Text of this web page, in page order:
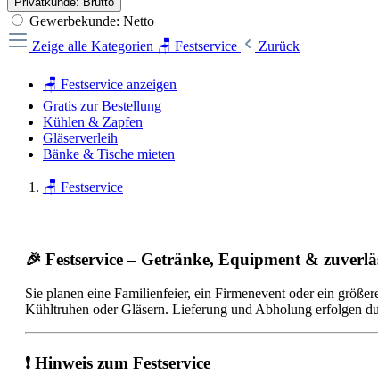
Gewerbekunde: Netto
Zeige alle Kategorien 🪑 Festservice Zurück
🪑 Festservice anzeigen
Gratis zur Bestellung
Kühlen & Zapfen
Gläserverleih
Bänke & Tische mieten
🪑 Festservice
🎉 Festservice – Getränke, Equipment &
Sie planen eine Familienfeier, ein Firmenevent oder ein
Kühltruhen oder Gläsern. Lieferung und Abholung erfolgen
❗ Hinweis zum Festservice